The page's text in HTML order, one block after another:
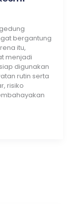
bergantung
itu,
menjadi
digunakan
rutin serta
risiko